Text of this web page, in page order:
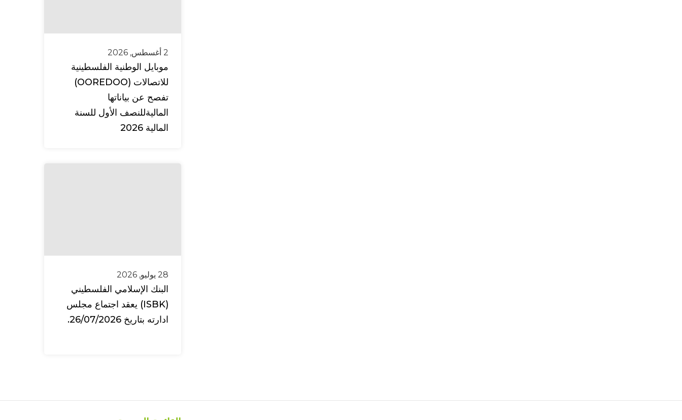
2 أغسطس, 2026
موبايل الوطنية الفلسطينية
للاتصالات (OOREDOO)
تفصح عن بياناتها
الماليةللنصف الأول للسنة
المالية 2026
28 يوليو, 2026
البنك الإسلامي الفلسطيني
(ISBK) يعقد اجتماع مجلس
ادارته بتاريخ 26/07/2026.